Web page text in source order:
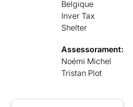
Belgique
Inver Tax
Shelter
Assessorament:
Noémi Michel
Tristan Plot